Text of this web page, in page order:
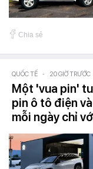
Chia sẻ
QUỐC TẾ - 20 GIỜ TRƯỚC
Một 'vua pin'
pin ô tô điện
mỗi ngày chỉ